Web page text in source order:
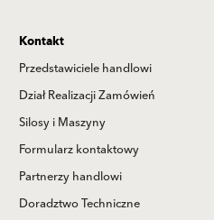
Kontakt
Przedstawiciele handlowi
Dział Realizacji Zamówień
Silosy i Maszyny
Formularz kontaktowy
Partnerzy handlowi
Doradztwo Techniczne